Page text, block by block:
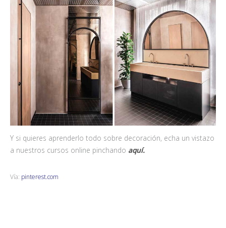
Y si quieres aprenderlo todo sobre decoración, echa un vistazo
a nuestros cursos online pinchando aquí.
Vía: pinterest.com